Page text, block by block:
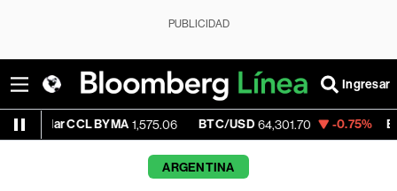
PUBLICIDAD
Ingresar
BYMA 1,575.06 BTC/USD 64,301.70 -0.75% ETH/USD
ARGENTINA